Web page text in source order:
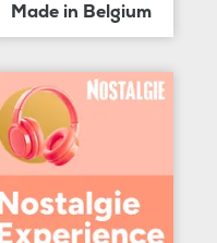
Made in Belgium